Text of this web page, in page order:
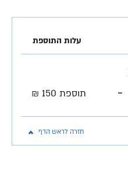
עלות התוספת
- תוספת 150 ₪
חזרה לראש הדף